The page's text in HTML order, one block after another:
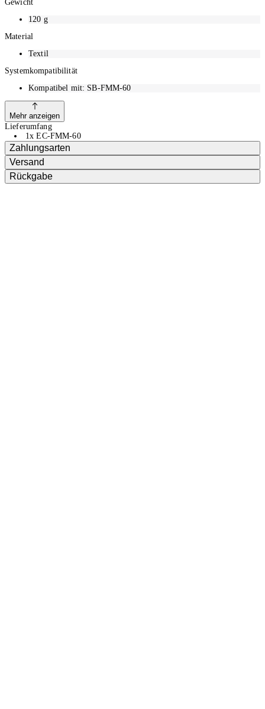
Gewicht
120 g
Material
Textil
Systemkompatibilität
Kompatibel mit: SB-FMM-60
Mehr anzeigen
Lieferumfang
1x EC-FMM-60
Zahlungsarten
Versand
Rückgabe